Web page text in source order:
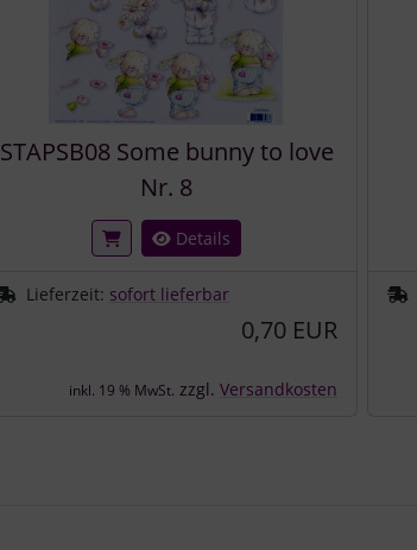
STAPSB08 Some bunny to love
Nr. 8
Details
Lieferzeit: sofort lieferbar
0,70 EUR
inkl. 19 % MwSt. zzgl. Versandkosten